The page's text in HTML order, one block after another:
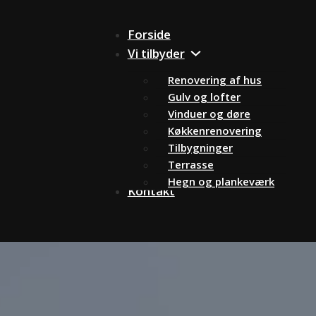
Forside
Vi tilbyder
Renovering af hus
Gulv og lofter
Vinduer og døre
Køkkenrenovering
Tilbygninger
Terrasse
Hegn og plankeværk
Kontakt